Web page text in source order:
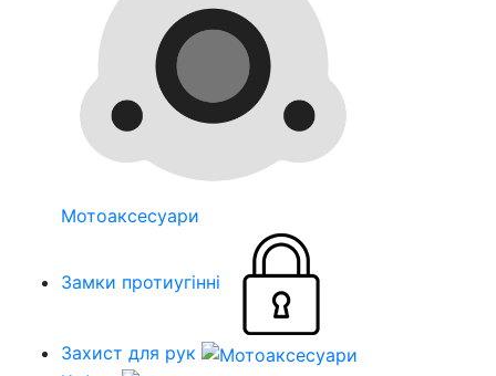
Мотоаксесуари
Замки протиугінні
Захист для рук